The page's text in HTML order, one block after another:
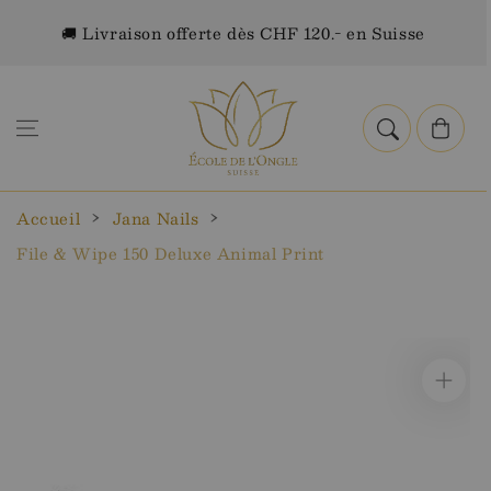
contenu🚚 Livraison offerte dès CHF 120.- en Suisse
Panier
Accueil
Jana Nails
File & Wipe 150 Deluxe Animal Print